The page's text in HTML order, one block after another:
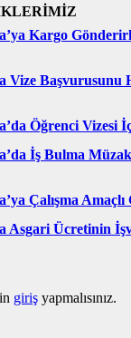
Kargo
Vize Başvurusunu
Öğrenci Vizesi
İş Bulma
Çalışma
Asgari Ücretinin
giriş yapmalısınız.